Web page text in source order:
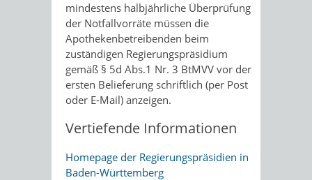
mindestens halbjährliche Überprüfung
der Notfallvorräte müssen die
Apothekenbetreibenden beim
zuständigen Regierungspräsidium
gemäß § 5d Abs.1 Nr. 3 BtMVV vor der
ersten Belieferung schriftlich (per Post
oder E-Mail) anzeigen.
Vertiefende Informationen
Homepage der Regierungspräsidien in
Baden-Württemberg